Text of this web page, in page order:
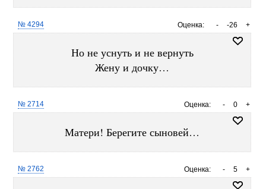
Оценка: +
-26
-
№ 4294
Но не уснуть и не вернуть
Жену и дочку…
Оценка: +
0
-
№ 2714
Матери! Берегите сыновей…
Оценка: +
5
-
№ 2762